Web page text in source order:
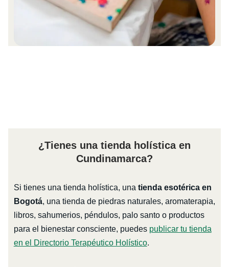
¿Tienes una tienda holística en
Cundinamarca?
Si tienes una tienda holística, una tienda esotérica en
Bogotá, una tienda de piedras naturales, aromaterapia,
libros, sahumerios, péndulos, palo santo o productos
para el bienestar consciente, puedes publicar tu tienda
en el Directorio Terapéutico Holístico.